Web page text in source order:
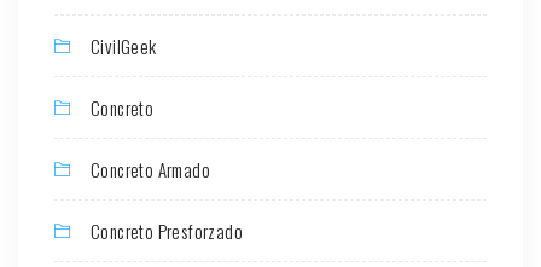
CivilGeek
Concreto
Concreto Armado
Concreto Presforzado